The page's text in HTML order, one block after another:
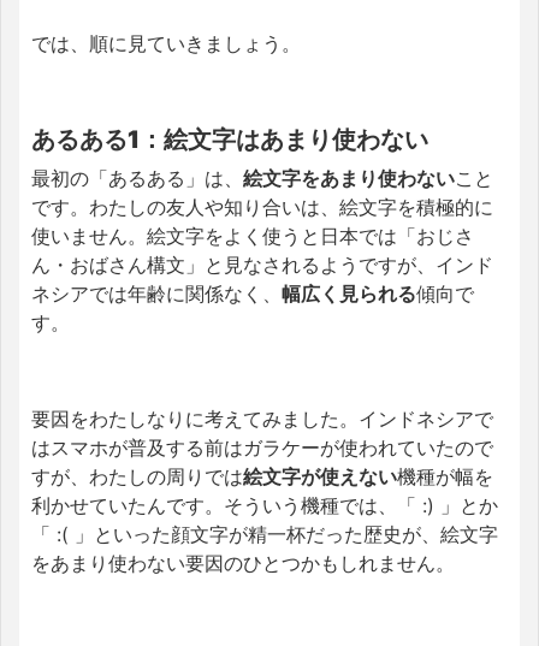
では、順に見ていきましょう。
あるある1：絵文字はあまり使わない
最初の「あるある」は、 絵文字をあまり使わないこと
です。わたしの友人や知り合いは、絵文字を積極的に
使いません。絵文字をよく使うと日本では「おじさ
ん・おばさん構文」と見なされるようですが、インド
ネシアでは年齢に関係なく、 幅広く見られる傾向で
す。
要因をわたしなりに考えてみました。インドネシアで
はスマホが普及する前はガラケーが使われていたので
すが、わたしの周りでは絵文字が使えない機種が幅を
利かせていたんです。そういう機種では、「 :) 」とか
「 :( 」といった顔文字が精一杯だった歴史が、絵文字
をあまり使わない要因のひとつかもしれません。